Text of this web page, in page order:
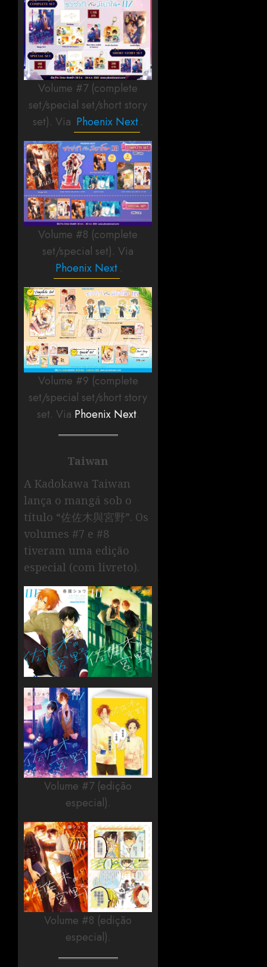
Volume #7 (complete
set/special set/short story
set). Via Phoenix Next .
Volume #8 (complete
set/special set). Via
Phoenix Next .
Volume #9 (complete
set/special set/short story
set. Via Phoenix Next.
Taiwan
A Kadokawa Taiwan
lança o mangá sob o
título “佐佐木與宮野”. Os
volumes #7 e #8
tiveram uma edição
especial (com livreto).
Volume #7 (edição
especial).
Volume #8 (edição
especial).